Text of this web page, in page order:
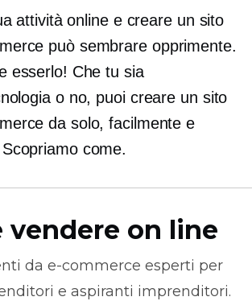
attività online e creare un sito
può sembrare opprimente.
esserlo! Che tu sia
o no, puoi creare un sito
da solo, facilmente e
come.
vendere on line
da e-commerce esperti per
e aspiranti imprenditori.